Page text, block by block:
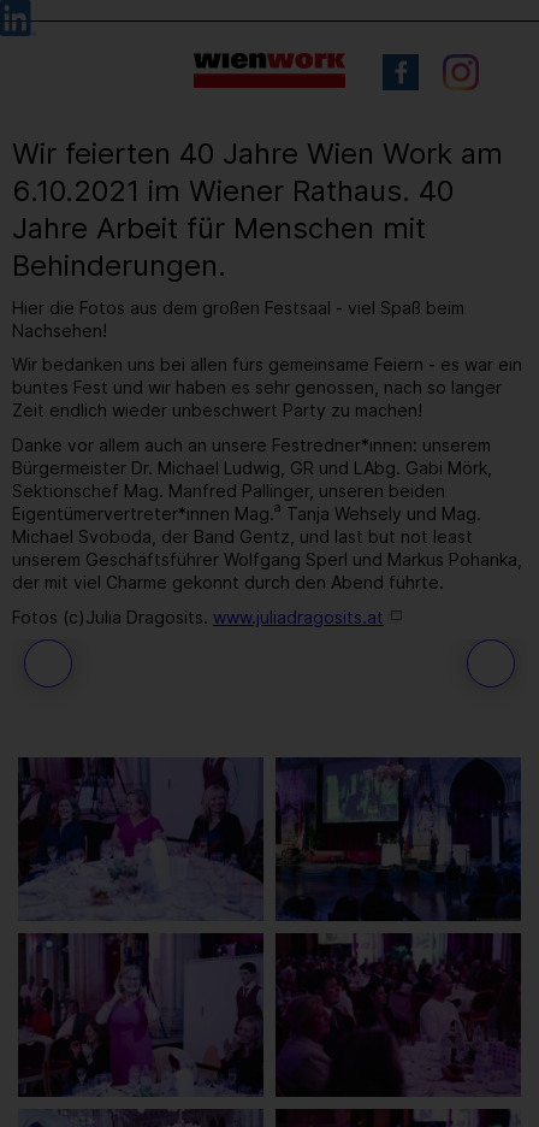
Barrierefreie
Bedienung
Sprachauswahl
Wir feierten 40 Jahre Wien Work am
6.10.2021 im Wiener Rathaus. 40
Jahre Arbeit für Menschen mit
Behinderungen.
Hier die Fotos aus dem großen Festsaal - viel Spaß beim
Nachsehen!
Wir bedanken uns bei allen fürs gemeinsame Feiern - es war ein
buntes Fest und wir haben es sehr genossen, nach so langer
Zeit endlich wieder unbeschwert Party zu machen!
Danke vor allem auch an unsere Festredner*innen: unserem
Bürgermeister Dr. Michael Ludwig, GR und LAbg. Gabi Mörk,
Sektionschef Mag. Manfred Pallinger, unseren beiden
Eigentümervertreter*innen Mag.a Tanja Wehsely und Mag.
Michael Svoboda, der Band Gentz, und last but not least
unserem Geschäftsführer Wolfgang Sperl und Markus Pohanka,
der mit viel Charme gekonnt durch den Abend führte.
Fotos (c)Julia Dragosits. www.juliadragosits.at
63 / 259